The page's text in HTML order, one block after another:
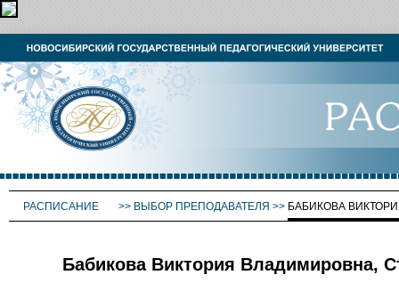
РАСПИСАНИЕ >> ВЫБОР ПРЕПОДАВАТЕЛЯ >> БАБИКОВА
Бабикова Виктория Владимировна,